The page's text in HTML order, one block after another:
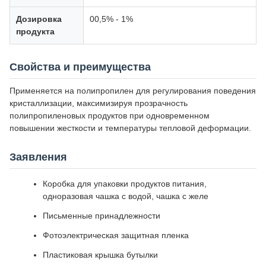
Дозировка
продукта
00,5% - 1%
Свойства и преимущества
Применяется на полипропилен для регулирования поведения
кристаллизации, максимизируя прозрачность
полипропиленовых продуктов при одновременном
повышении жесткости и температуры тепловой деформации.
Заявления
Коробка для упаковки продуктов питания,
одноразовая чашка с водой, чашка с желе
Письменные принадлежности
Фотоэлектрическая защитная пленка
Пластиковая крышка бутылки